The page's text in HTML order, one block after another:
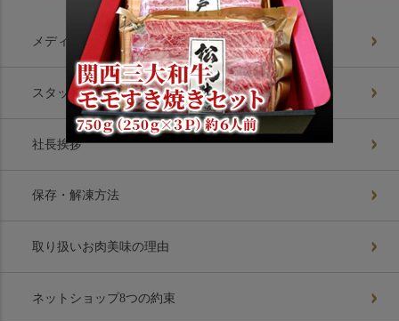
メディア掲載情報
スタッフブログ
社長挨拶
保存・解凍方法
取り扱いお肉美味の理由
ネットショップ8つの約束